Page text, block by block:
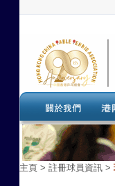
主頁 > 註冊球員資訊 >